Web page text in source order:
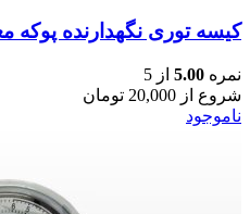
کیسه توری نگهدارنده پوکه
نمره 5.00 از 5
شروع از 20,000 تومان
ناموجود